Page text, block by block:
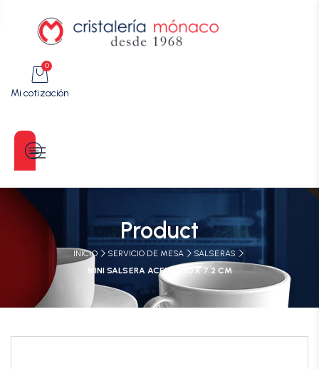
0
Mi cotización
Categorías
Product
INICIO SERVICIO DE MESA
SALSERAS
MINI SALSERA ACERO INOX 7.2 CM